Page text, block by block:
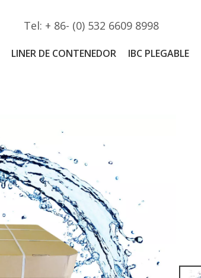
Tel: + 86- (0) 532 6609 8998
LINER DE CONTENEDOR IBC PLEGABLE